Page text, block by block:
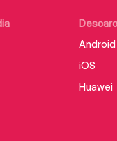
Android
iOS
Huawei